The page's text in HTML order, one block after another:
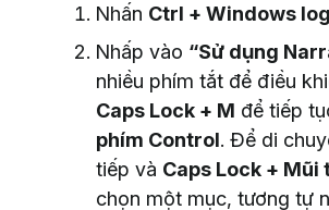
Nhấn Ctrl + Windows
Nhấp vào “Sử dụng
nhiều phím tắt để điều
Caps Lock + M để tiếp
phím Control. Để di
tiếp và Caps Lock + Mũi
chọn một mục, tương tự